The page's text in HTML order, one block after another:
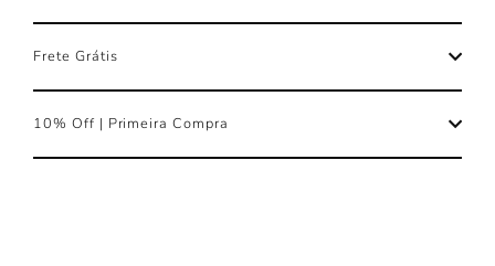
Frete Grátis
10% Off | Primeira Compra